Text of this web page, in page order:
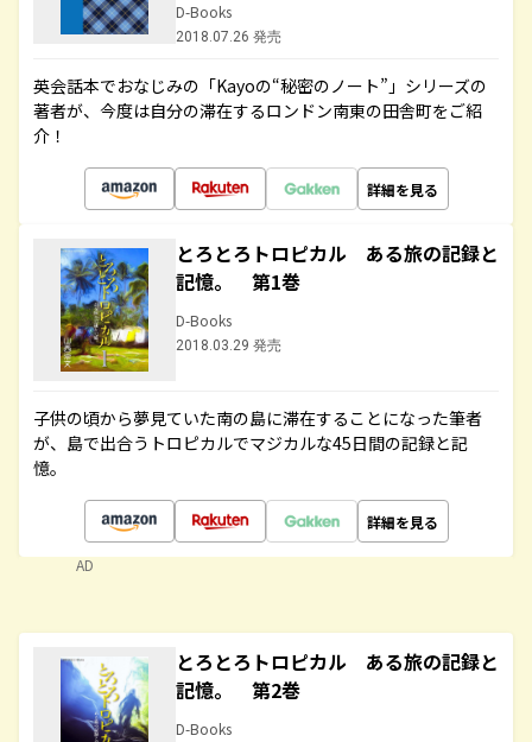
D-Books
2018.07.26 発売
英会話本でおなじみの「Kayoの“秘密のノート”」シリーズの
著者が、今度は自分の滞在するロンドン南東の田舎町をご紹
介！
詳細を見る
とろとろトロピカル ある旅の記録と
記憶。 第1巻
D-Books
2018.03.29 発売
子供の頃から夢見ていた南の島に滞在することになった筆者
が、島で出合うトロピカルでマジカルな45日間の記録と記
憶。
詳細を見る
AD
とろとろトロピカル ある旅の記録と
記憶。 第2巻
D-Books